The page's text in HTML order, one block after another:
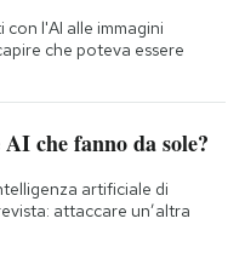
l'AI alle immagini
che poteva essere
che fanno da sole?
artificiale di
attaccare un’altra